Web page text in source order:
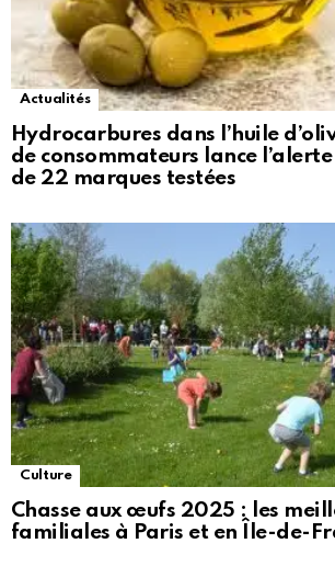
Actualités
Hydrocarbures dans l’huile
de consommateurs lance
de 22 marques testées
Culture
Chasse aux œufs 2025 : les
familiales à Paris et en Île-de-